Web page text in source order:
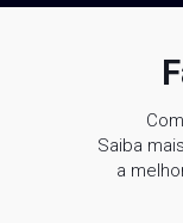
Saiba
a